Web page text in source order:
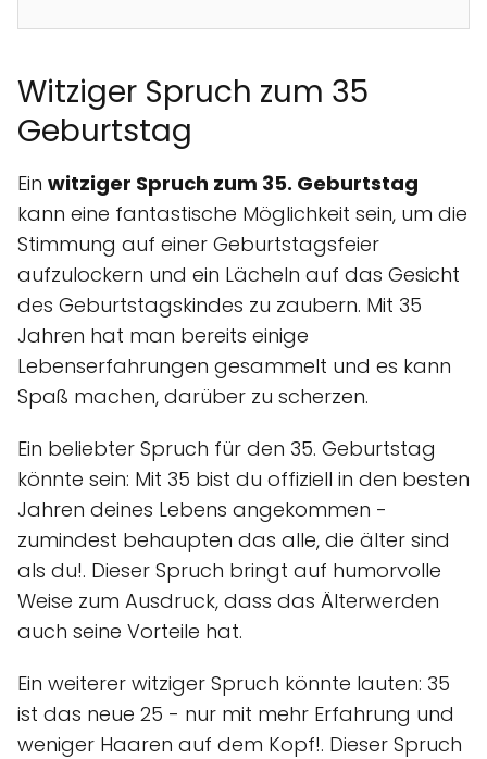
Witziger Spruch zum 35
Geburtstag
Ein witziger Spruch zum 35. Geburtstag
kann eine fantastische Möglichkeit sein, um die
Stimmung auf einer Geburtstagsfeier
aufzulockern und ein Lächeln auf das Gesicht
des Geburtstagskindes zu zaubern. Mit 35
Jahren hat man bereits einige
Lebenserfahrungen gesammelt und es kann
Spaß machen, darüber zu scherzen.
Ein beliebter Spruch für den 35. Geburtstag
könnte sein: Mit 35 bist du offiziell in den besten
Jahren deines Lebens angekommen -
zumindest behaupten das alle, die älter sind
als du!. Dieser Spruch bringt auf humorvolle
Weise zum Ausdruck, dass das Älterwerden
auch seine Vorteile hat.
Ein weiterer witziger Spruch könnte lauten: 35
ist das neue 25 - nur mit mehr Erfahrung und
weniger Haaren auf dem Kopf!. Dieser Spruch